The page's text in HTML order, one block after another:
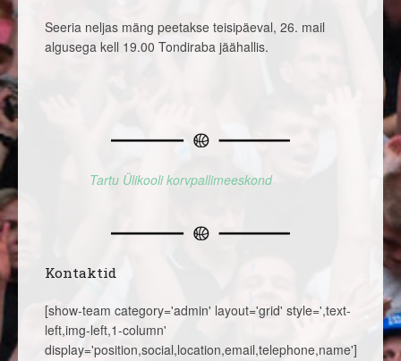
Seeria neljas mäng peetakse teisipäeval, 26. mail
algusega kell 19.00 Tondiraba jäähallis.
Tartu Ülikooli korvpallimeeskond
Kontaktid
[show-team category='admin' layout='grid' style=',text-
left,img-left,1-column'
display='position,social,location,email,telephone,name']